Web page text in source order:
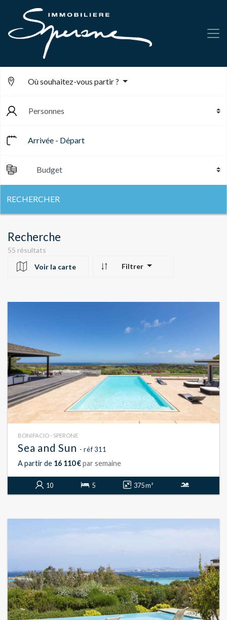
Où souhaitez-vous partir ?
Recherche
55 résultats
Voir la carte
Filtrer
BONIFACIO - SPERONE
Sea and Sun - réf 311
A partir de 16 110 €par semaine
10 5 375 m²